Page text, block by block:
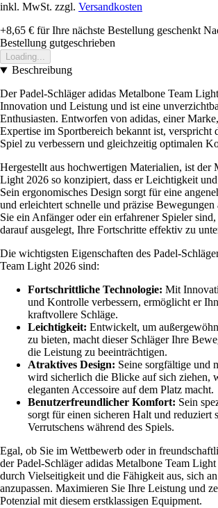
inkl. MwSt. zzgl. Versandkosten
+8,65 € für Ihre nächste Bestellung geschenkt
Bestellung gutgeschrieben
Loading...
Beschreibung
Der Padel-Schläger adidas Metalbone Team
Innovation und Leistung und ist eine
Enthusiasten. Entworfen von adidas, einer
Expertise im Sportbereich bekannt ist, verspricht
Spiel zu verbessern und gleichzeitig optimalen
Hergestellt aus hochwertigen Materialien, ist der
Light 2026 so konzipiert, dass er Leichtigkeit
Sein ergonomisches Design sorgt für eine
und erleichtert schnelle und präzise
Sie ein Anfänger oder ein erfahrener Spieler
darauf ausgelegt, Ihre Fortschritte effektiv zu
Die wichtigsten Eigenschaften des Padel-
Team Light 2026 sind:
Fortschrittliche Technologie: Mit
und Kontrolle verbessern, ermöglicht er
kraftvollere Schläge.
Leichtigkeit: Entwickelt, um
zu bieten, macht dieser Schläger Ihre
die Leistung zu beeinträchtigen.
Atraktives Design: Seine sorgfältige und
wird sicherlich die Blicke auf sich ziehen,
eleganten Accessoire auf dem Platz macht.
Benutzerfreundlicher Komfort: Sein
sorgt für einen sicheren Halt und reduziert
Verrutschens während des Spiels.
Egal, ob Sie im Wettbewerb oder in
der Padel-Schläger adidas Metalbone Team
durch Vielseitigkeit und die Fähigkeit aus, sich
anzupassen. Maximieren Sie Ihre Leistung und
Potenzial mit diesem erstklassigen Equipment.